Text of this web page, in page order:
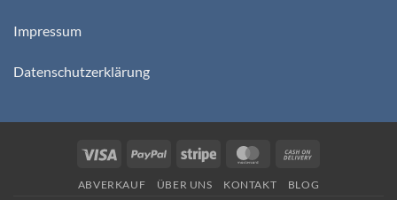
Impressum
Datenschutzerklärung
Visa PayPal Stripe MasterCard
Delivery
ABVERKAUF ÜBER UNS KONTAKT BLOG